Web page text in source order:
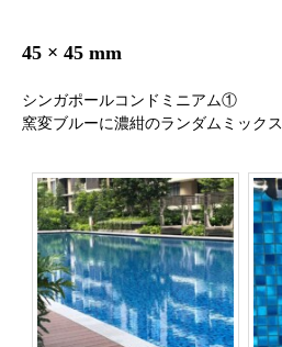
45 × 45 mm
シンガポールコンドミニアム①
窯変ブルーに濃紺のランダムミックス